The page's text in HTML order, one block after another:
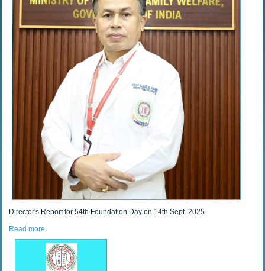
Director's Report for 54th Foundation Day on 14th Sept. 2025
Read more